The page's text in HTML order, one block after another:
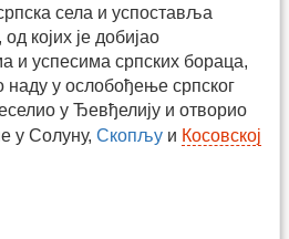
села и успоставља
којих је добијао
и успесима српских бораца,
у ослобођење српског
у Ђевђелију и отворио
у Солуну, Скопљу и Косовској